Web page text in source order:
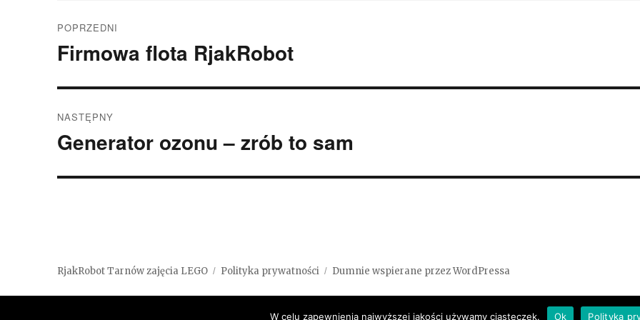
wpisu
POPRZEDNI
Poprzedni
Firmowa flota RjakRobot
NASTĘPNY
Następny
Generator ozonu – zrób to sam
RjakRobot Tarnów zajęcia LEGO Polityka prywatności Dumnie wspierane przez WordPressa
W celu zapewnienia najwyższej jakości używamy ciasteczek. Ok Polityka